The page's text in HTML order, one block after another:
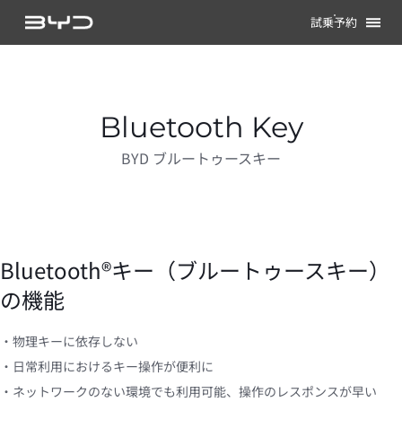
試乗予約
Bluetooth Key
BYD ブルートゥースキー
Bluetooth®キー（ブルートゥースキー）
の機能
・物理キーに依存しない
・日常利用におけるキー操作が便利に
・ネットワークのない環境でも利用可能、操作のレスポンスが早い